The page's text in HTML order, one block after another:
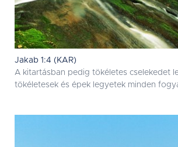
Jakab 1:4 (KAR)
A kitartásban pedig tökéletes cselekedet
tökéletesek és épek legyetek minden